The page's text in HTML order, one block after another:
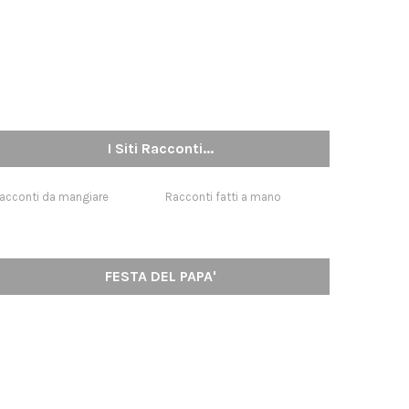
I Siti Racconti...
da mangiare Racconti fatti a mano
FESTA DEL PAPA'